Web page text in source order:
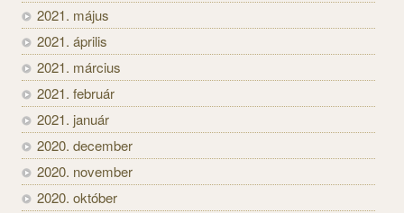
2021. május
2021. április
2021. március
2021. február
2021. január
2020. december
2020. november
2020. október